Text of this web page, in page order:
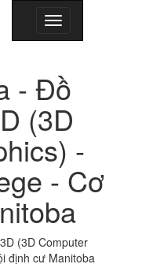
Toggle
navigation
- Đồ
(3D
-
- Cơ